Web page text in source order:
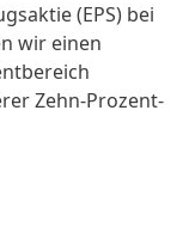
(EPS) bei
wir einen
Zehn-Prozent-